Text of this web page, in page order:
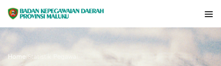
Home Statistik Pegawai